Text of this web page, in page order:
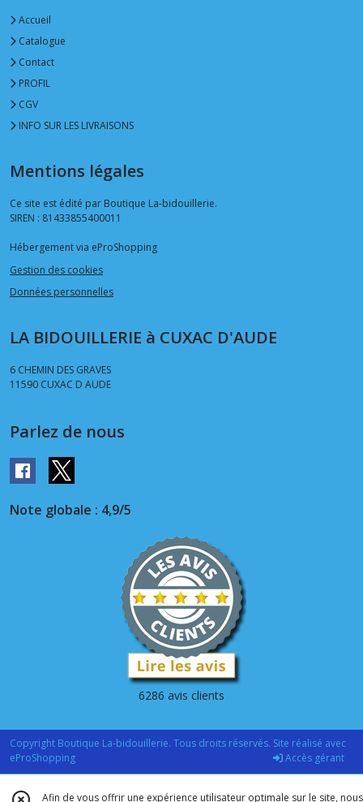
Accueil
Catalogue
Contact
PROFIL
CGV
INFO SUR LES LIVRAISONS
Mentions légales
Ce site est édité par Boutique La-bidouillerie.
SIREN : 81433855400011
Hébergement via eProShopping
Gestion des cookies
Données personnelles
LA BIDOUILLERIE à CUXAC D'AUDE
6 CHEMIN DES GRAVES
11590 CUXAC D AUDE
Parlez de nous
Note globale : 4,9/5
6286 avis clients
Copyright Boutique La-bidouillerie. Tous droits réservés. Site réalisé avec
eProShopping
Accès gérant
Afin de vous offrir une expérience utilisateur optimale sur le site, nous